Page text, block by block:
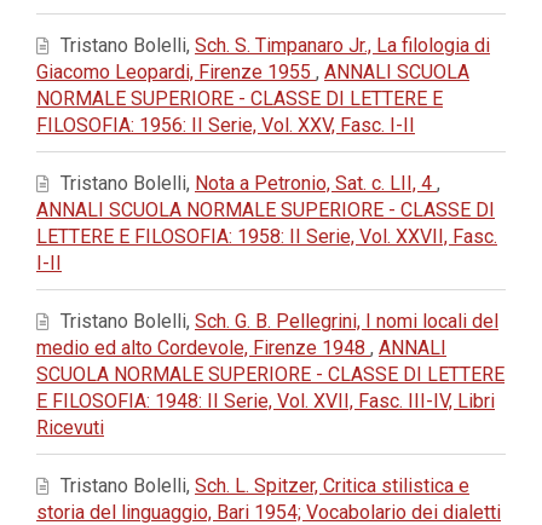
Tristano Bolelli, Sch. S. Timpanaro Jr., La filologia di
Giacomo Leopardi, Firenze 1955 , ANNALI SCUOLA
NORMALE SUPERIORE - CLASSE DI LETTERE E
FILOSOFIA: 1956: II Serie, Vol. XXV, Fasc. I-II
Tristano Bolelli, Nota a Petronio, Sat. c. LII, 4 ,
ANNALI SCUOLA NORMALE SUPERIORE - CLASSE DI
LETTERE E FILOSOFIA: 1958: II Serie, Vol. XXVII, Fasc.
I-II
Tristano Bolelli, Sch. G. B. Pellegrini, I nomi locali del
medio ed alto Cordevole, Firenze 1948 , ANNALI
SCUOLA NORMALE SUPERIORE - CLASSE DI LETTERE
E FILOSOFIA: 1948: II Serie, Vol. XVII, Fasc. III-IV, Libri
Ricevuti
Tristano Bolelli, Sch. L. Spitzer, Critica stilistica e
storia del linguaggio, Bari 1954; Vocabolario dei dialetti